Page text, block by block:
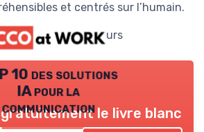
et centrés sur l’humain.
France Assureurs
10 des solutions
IA pour la
communicationle livre blanc